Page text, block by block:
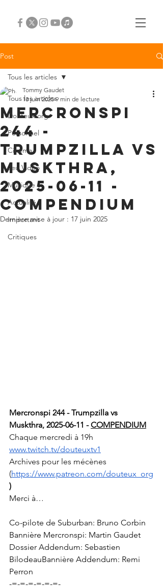
Post
Tous les articles
Douteux.org
Personnel
Cinéma
Jeu Vidéo
Musique
Actualité
Important
Critiques
Tous les articles
Mercronspi
244 -
Trumpzilla vs
Muskthra,
2025-06-11 -
compendium
Tommy Gaudet
13 juin 2025 9 min de lecture
Dernière mise à jour : 17 juin 2025
Mercronspi 244 - Trumpzilla vs
Muskthra, 2025-06-11 - COMPENDIUM
Chaque mercredi à 19h
www.twitch.tv/douteuxtv1
Archives pour les mécènes
(https://www.patreon.com/douteux_org
)
Merci à…
Co-pilote de Suburban: Bruno Corbin
Bannière Mercronspi: Martin Gaudet
Dossier Addendum: Sebastien
BilodeauBannière Addendum: Remi
Perron
-=-=-=-=-=-=-